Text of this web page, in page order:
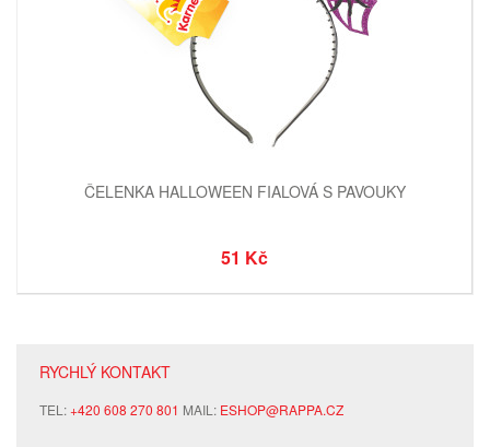
ČELENKA HALLOWEEN FIALOVÁ S PAVOUKY
51 Kč
RYCHLÝ KONTAKT
TEL:+420 608 270 801 MAIL: ESHOP@RAPPA.CZ